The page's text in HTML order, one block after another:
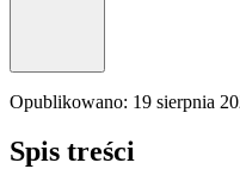
Opublikowano: 19 sierpnia
Spis treści